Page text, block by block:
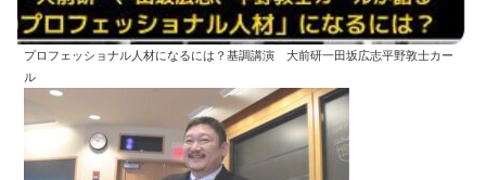
プロフェッショナル人材になるには？基調講演 大前研一田坂広志平野敦士カー
ル